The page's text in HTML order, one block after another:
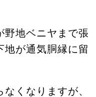
野地ベニヤまで張
地が通気胴縁に留
くなりますが、